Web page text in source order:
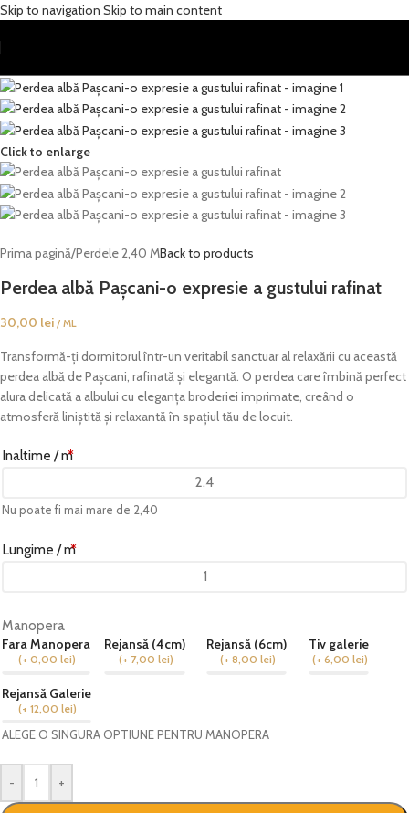
Skip to navigation Skip to main content
Click to enlarge
Prima pagină/Perdele 2,40 MBack to products
Perdea albă Pașcani-o expresie a gustului rafinat
30,00 lei / ML
Transformă-ți dormitorul într-un veritabil sanctuar al relaxării cu această
perdea albă de Pașcani, rafinată și elegantă. O perdea care îmbină perfect
alura delicată a albului cu eleganța broderiei imprimate, creând o
atmosferă liniștită și relaxantă în spațiul tău de locuit.
Inaltime / m
*
Nu poate fi mai mare de 2,40
Lungime / m
*
Manopera
Fara Manopera
(+ 0,00 lei)
Rejansă (4cm)
(+ 7,00 lei)
Rejansă (6cm)
(+ 8,00 lei)
Tiv galerie
(+ 6,00 lei)
Rejansă Galerie
(+ 12,00 lei)
ALEGE O SINGURA OPTIUNE PENTRU MANOPERA
- +